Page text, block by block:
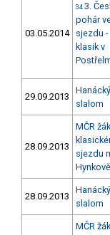
03.05.2014
34 3.
pohár
sjezdu -
klasik v
29.09.2013
Hanácký
slalom
28.09.2013
MČR
sjezdu
Hynkově
28.09.2013
Hanácký
slalom
MČR